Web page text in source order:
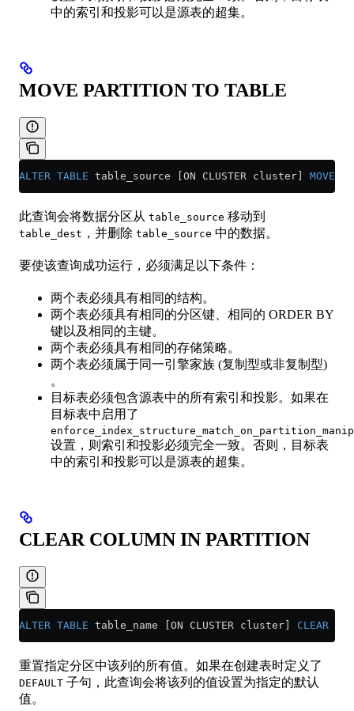
中的索引和投影可以是源表的超集。
MOVE PARTITION TO TABLE
ALTER TABLE table_source [ON CLUSTER cluster] MOVE
此查询会将数据分区从 table_source 移动到
table_dest ，并删除 table_source 中的数据。
要使该查询成功运行，必须满足以下条件：
两个表必须具有相同的结构。
两个表必须具有相同的分区键、相同的 ORDER BY
键以及相同的主键。
两个表必须具有相同的存储策略。
两个表必须属于同一引擎家族 (复制型或非复制型)
。
目标表必须包含源表中的所有索引和投影。如果在
目标表中启用了
设置，则索引和投影必须完全一致。否则，目标表
中的索引和投影可以是源表的超集。
CLEAR COLUMN IN PARTITION
ALTER TABLE table_name [ON CLUSTER cluster] CLEAR
重置指定分区中该列的所有值。如果在创建表时定义了
DEFAULT 子句，此查询会将该列的值设置为指定的默认
值。